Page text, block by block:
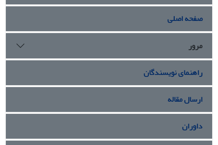
صفحه اصلی
مرور
راهنمای نویسندگان
ارسال مقاله
داوران